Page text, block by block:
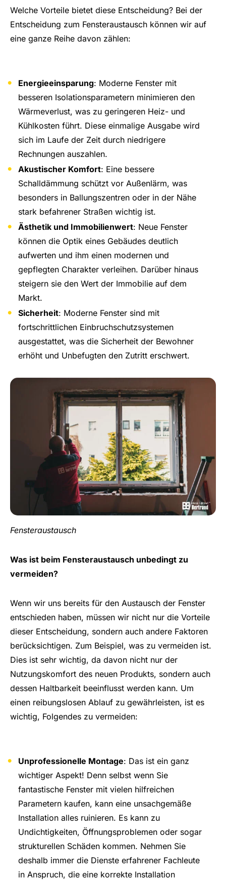
Welche Vorteile bietet diese Entscheidung? Bei der
Entscheidung zum Fensteraustausch können wir auf
eine ganze Reihe davon zählen:
Energieeinsparung: Moderne Fenster mit
besseren Isolationsparametern minimieren den
Wärmeverlust, was zu geringeren Heiz- und
Kühlkosten führt. Diese einmalige Ausgabe wird
sich im Laufe der Zeit durch niedrigere
Rechnungen auszahlen.
Akustischer Komfort: Eine bessere
Schalldämmung schützt vor Außenlärm, was
besonders in Ballungszentren oder in der Nähe
stark befahrener Straßen wichtig ist.
Ästhetik und Immobilienwert: Neue Fenster
können die Optik eines Gebäudes deutlich
aufwerten und ihm einen modernen und
gepflegten Charakter verleihen. Darüber hinaus
steigern sie den Wert der Immobilie auf dem
Markt.
Sicherheit: Moderne Fenster sind mit
fortschrittlichen Einbruchschutzsystemen
ausgestattet, was die Sicherheit der Bewohner
erhöht und Unbefugten den Zutritt erschwert.
Fensteraustausch
Was ist beim Fensteraustausch unbedingt zu
vermeiden?
Wenn wir uns bereits für den Austausch der Fenster
entschieden haben, müssen wir nicht nur die Vorteile
dieser Entscheidung, sondern auch andere Faktoren
berücksichtigen. Zum Beispiel, was zu vermeiden ist.
Dies ist sehr wichtig, da davon nicht nur der
Nutzungskomfort des neuen Produkts, sondern auch
dessen Haltbarkeit beeinflusst werden kann. Um
einen reibungslosen Ablauf zu gewährleisten, ist es
wichtig, Folgendes zu vermeiden:
Unprofessionelle Montage: Das ist ein ganz
wichtiger Aspekt! Denn selbst wenn Sie
fantastische Fenster mit vielen hilfreichen
Parametern kaufen, kann eine unsachgemäße
Installation alles ruinieren. Es kann zu
Undichtigkeiten, Öffnungsproblemen oder sogar
strukturellen Schäden kommen. Nehmen Sie
deshalb immer die Dienste erfahrener Fachleute
in Anspruch, die eine korrekte Installation